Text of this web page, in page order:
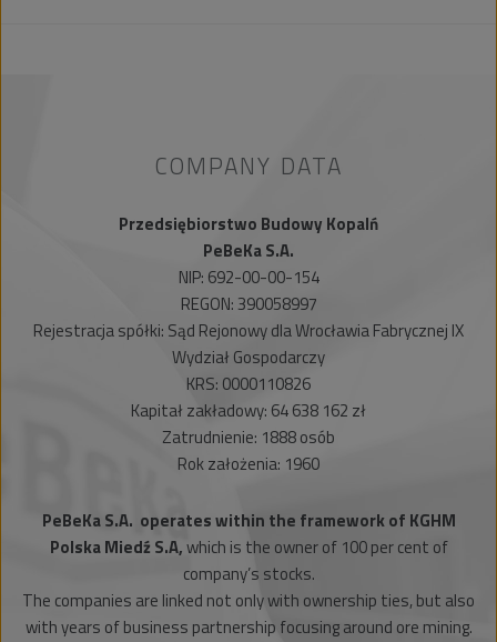
COMPANY DATA
Przedsiębiorstwo Budowy Kopalń
PeBeKa S.A.
NIP: 692-00-00-154
REGON: 390058997
Rejestracja spółki: Sąd Rejonowy dla Wrocławia Fabrycznej IX
Wydział Gospodarczy
KRS: 0000110826
Kapitał zakładowy: 64 638 162 zł
Zatrudnienie: 1888 osób
Rok założenia: 1960
PeBeKa S.A. operates within the framework of KGHM
Polska Miedź S.A,which is the owner of 100 per cent of
company’s stocks.
The companies are linked not only with ownership ties, but also
with years of business partnership focusing around ore mining.